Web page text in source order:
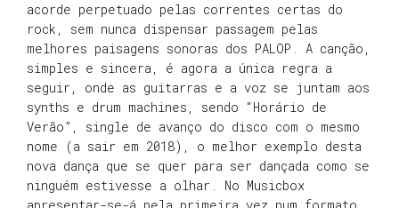
acorde perpetuado pelas correntes certas do
rock, sem nunca dispensar passagem pelas
melhores paisagens sonoras dos PALOP. A canção,
simples e sincera, é agora a única regra a
seguir, onde as guitarras e a voz se juntam aos
synths e drum machines, sendo “Horário de
Verão”, single de avanço do disco com o mesmo
nome (a sair em 2018), o melhor exemplo desta
nova dança que se quer para ser dançada como se
ninguém estivesse a olhar. No Musicbox